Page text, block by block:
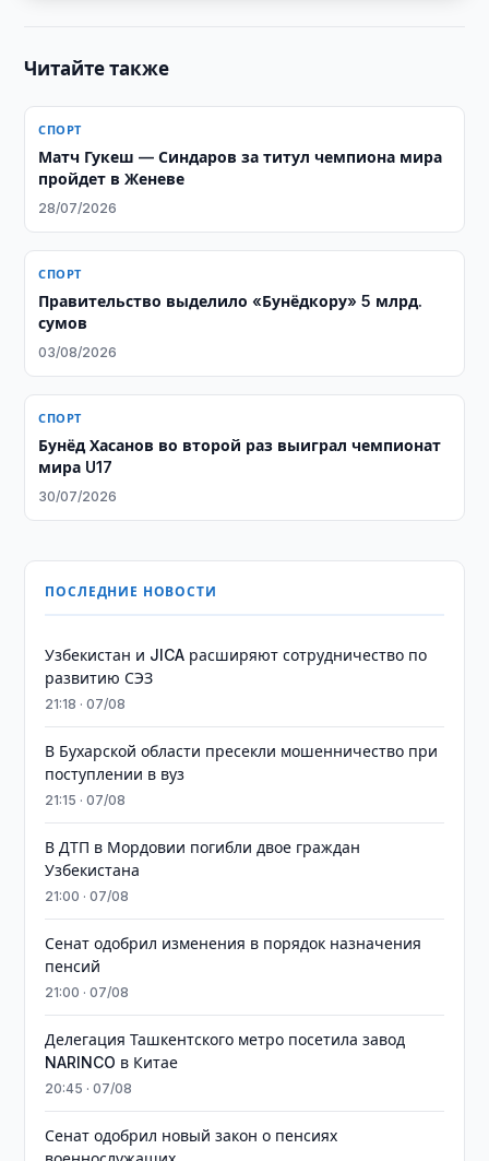
Читайте также
СПОРТ
Матч Гукеш — Синдаров за титул чемпиона мира
пройдет в Женеве
28/07/2026
СПОРТ
Правительство выделило «Бунёдкору» 5 млрд.
сумов
03/08/2026
СПОРТ
Бунёд Хасанов во второй раз выиграл чемпионат
мира U17
30/07/2026
ПОСЛЕДНИЕ НОВОСТИ
Узбекистан и JICA расширяют сотрудничество по
развитию СЭЗ
21:18 · 07/08
В Бухарской области пресекли мошенничество при
поступлении в вуз
21:15 · 07/08
В ДТП в Мордовии погибли двое граждан
Узбекистана
21:00 · 07/08
Сенат одобрил изменения в порядок назначения
пенсий
21:00 · 07/08
Делегация Ташкентского метро посетила завод
NARINCO в Китае
20:45 · 07/08
Сенат одобрил новый закон о пенсиях